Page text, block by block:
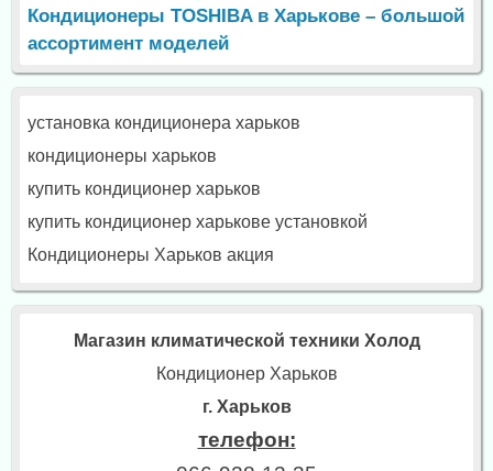
Кондиционеры TOSHIBA в Харькове – большой
ассортимент моделей
установка кондиционера харьков
кондиционеры харьков
купить кондиционер харьков
купить кондиционер харькове установкой
Кондиционеры Харьков акция
Магазин климатической техники Холод
Кондиционер Харьков
г. Харьков
телефон: